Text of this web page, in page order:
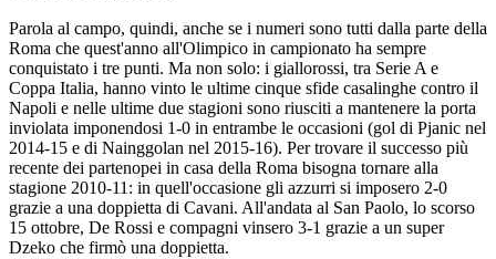
Parola al campo, quindi, anche se i numeri sono tutti dalla parte della
Roma che quest'anno all'Olimpico in campionato ha sempre
conquistato i tre punti. Ma non solo: i giallorossi, tra Serie A e
Coppa Italia, hanno vinto le ultime cinque sfide casalinghe contro il
Napoli e nelle ultime due stagioni sono riusciti a mantenere la porta
inviolata imponendosi 1-0 in entrambe le occasioni (gol di Pjanic nel
2014-15 e di Nainggolan nel 2015-16). Per trovare il successo più
recente dei partenopei in casa della Roma bisogna tornare alla
stagione 2010-11: in quell'occasione gli azzurri si imposero 2-0
grazie a una doppietta di Cavani. All'andata al San Paolo, lo scorso
15 ottobre, De Rossi e compagni vinsero 3-1 grazie a un super
Dzeko che firmò una doppietta.